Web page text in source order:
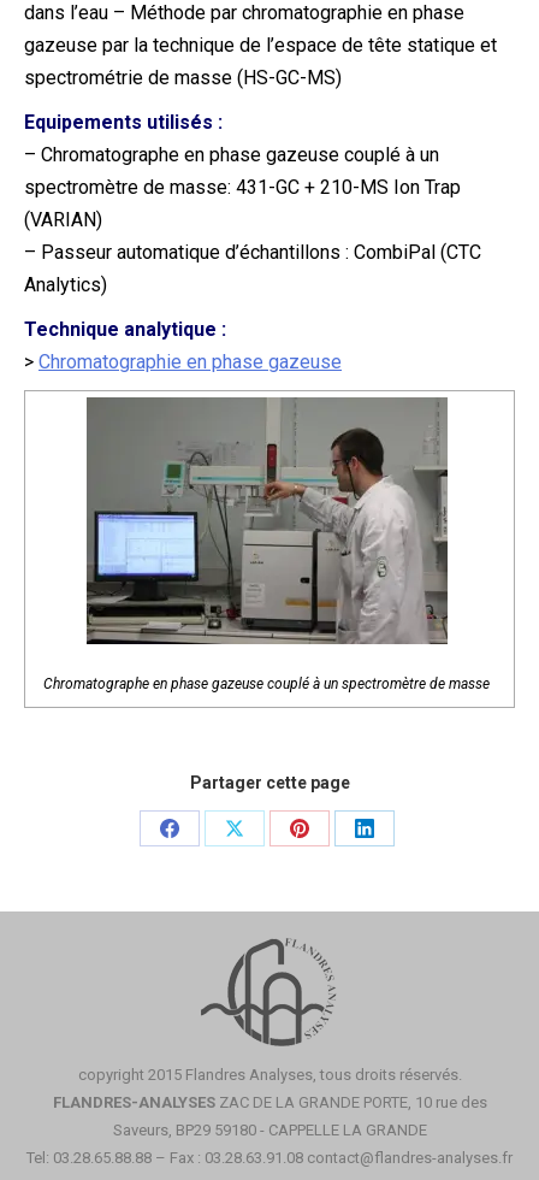
dans l’eau – Méthode par chromatographie en phase
gazeuse par la technique de l’espace de tête statique et
spectrométrie de masse (HS-GC-MS)
Equipements utilisés :
– Chromatographe en phase gazeuse couplé à un
spectromètre de masse: 431-GC + 210-MS Ion Trap
(VARIAN)
– Passeur automatique d’échantillons : CombiPal (CTC
Analytics)
Technique analytique :
> Chromatographie en phase gazeuse
Chromatographe en phase gazeuse couplé à un spectromètre de masse
Partager cette page
Partager
Facebook
Partager
X
Partager
Pinterest
Partager
LinkedIn
copyright 2015 Flandres Analyses, tous droits réservés.
FLANDRES-ANALYSESZAC DE LA GRANDE PORTE, 10 rue des
Saveurs, BP29 59180 - CAPPELLE LA GRANDE
Tel: 03.28.65.88.88 – Fax : 03.28.63.91.08 contact@flandres-analyses.fr